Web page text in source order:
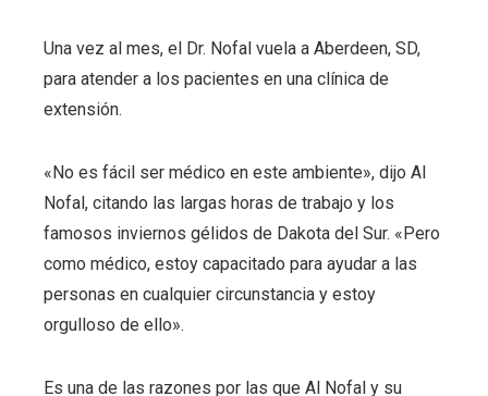
Una vez al mes, el Dr. Nofal vuela a Aberdeen, SD,
para atender a los pacientes en una clínica de
extensión.
«No es fácil ser médico en este ambiente», dijo Al
Nofal, citando las largas horas de trabajo y los
famosos inviernos gélidos de Dakota del Sur. «Pero
como médico, estoy capacitado para ayudar a las
personas en cualquier circunstancia y estoy
orgulloso de ello».
Es una de las razones por las que Al Nofal y su